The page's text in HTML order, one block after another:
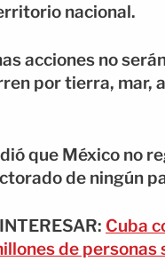
nacional.
acciones no
por tierra, mar,
que México no
de ningún
Cuba
de personas